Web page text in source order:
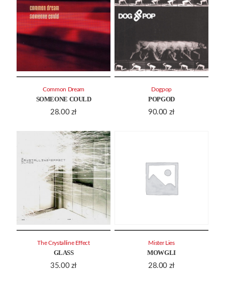
SOMEONE COULD
28.00 zł
Common Dream
POPGOD
90.00 zł
Dogpop
GLASS
35.00 zł
The Crystalline Effect
MOWGLI
28.00 zł
Mister Lies